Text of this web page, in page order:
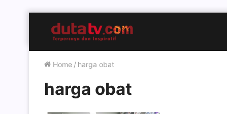
Home / harga obat
harga obat